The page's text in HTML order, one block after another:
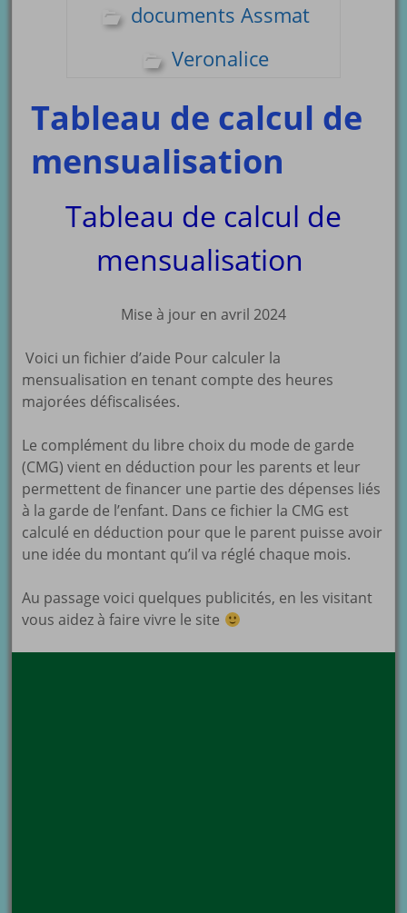
documents Assmat
Veronalice
Tableau de calcul de
mensualisation
Tableau de calcul de
mensualisation
Mise à jour en avril 2024
Voici un fichier d’aide Pour calculer la
mensualisation en tenant compte des heures
majorées défiscalisées.
Le complément du libre choix du mode de garde
(CMG) vient en déduction pour les parents et leur
permettent de financer une partie des dépenses liés
à la garde de l’enfant. Dans ce fichier la CMG est
calculé en déduction pour que le parent puisse avoir
une idée du montant qu’il va réglé chaque mois.
Au passage voici quelques publicités, en les visitant
vous aidez à faire vivre le site